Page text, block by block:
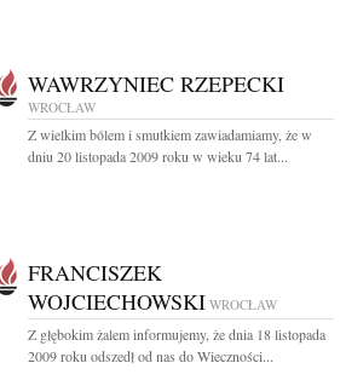
WAWRZYNIEC RZEPECKI
WROCŁAW
Z wielkim bólem i smutkiem zawiadamiamy, że w
dniu 20 listopada 2009 roku w wieku 74 lat...
FRANCISZEK
WOJCIECHOWSKI WROCŁAW
Z głębokim żalem informujemy, że dnia 18 listopada
2009 roku odszedł od nas do Wieczności...